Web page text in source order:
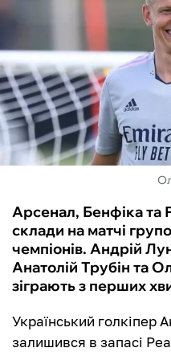
ФУТЗАЛ
ІНШІ
БУКМЕКЕРИ
Арсенал, Бенфіка та
склади на матчі
чемпіонів. Андрій
Анатолій Трубін та
зіграють з перших
Український голкіпер
залишився в запасі